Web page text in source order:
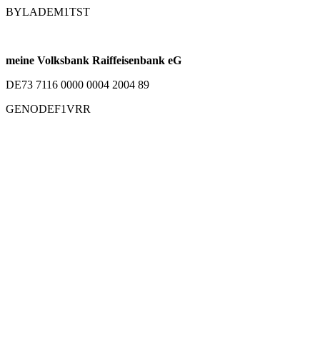
BYLADEM1TST
meine Volksbank Raiffeisenbank eG
DE73 7116 0000 0004 2004 89
GENODEF1VRR